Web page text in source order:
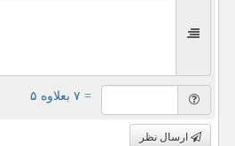
= ۷ بعلاوه ۵
ارسال نظر